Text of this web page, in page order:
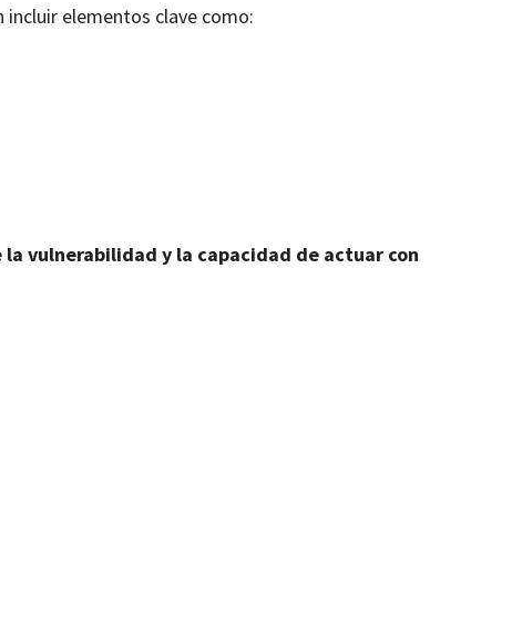
incluir elementos clave como:
vulnerabilidad y la capacidad de actuar con